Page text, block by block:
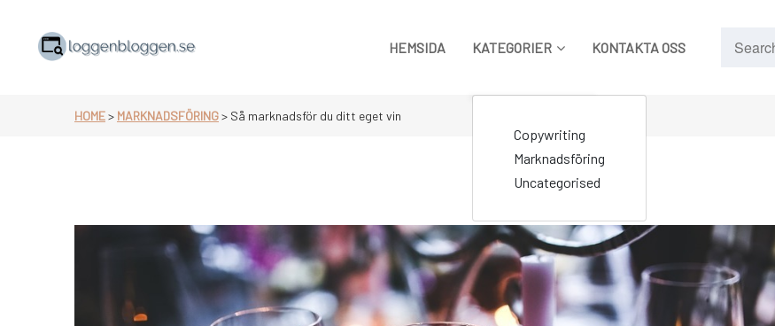
content
HEMSIDA KATEGORIER
Copywriting
Marknadsföring
Uncategorised
KONTAKTA OSS
HOME> MARKNADSFÖRING> Så marknadsför du ditt eget vin